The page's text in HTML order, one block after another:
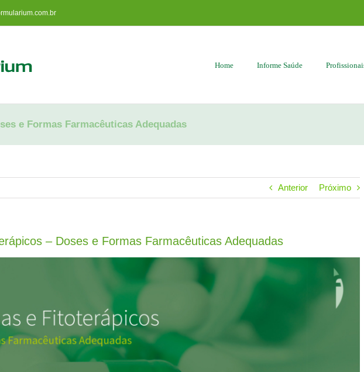
Home Informe Saúde
e Formas Farmacêuticas Adequadas
Anterior Próximo
– Doses e Formas Farmacêuticas Adequadas